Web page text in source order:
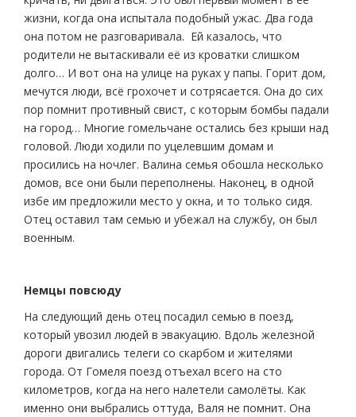
жизни, когда она испытала подобный ужас. Два года
она потом не разговаривала. Ей казалось, что
родители не вытаскивали её из кроватки слишком
долго… И вот она на улице на руках у папы. Горит дом,
мечутся люди, всё грохочет и сотрясается. Она до сих
пор помнит противный свист, с которым бомбы падали
на город… Многие гомельчане остались без крыши над
головой. Люди ходили по уцелевшим домам и
просились на ночлег. Валина семья обошла несколько
домов, все они были переполнены. Наконец, в одной
избе им предложили место у окна, и то только сидя.
Отец оставил там семью и убежал на службу, он был
военным.
Немцы повсюду
На следующий день отец посадил семью в поезд,
который увозил людей в эвакуацию. Вдоль железной
дороги двигались телеги со скарбом и жителями
города. От Гомеля поезд отъехал всего на сто
километров, когда на него налетели самолёты. Как
именно они выбрались оттуда, Валя не помнит. Она